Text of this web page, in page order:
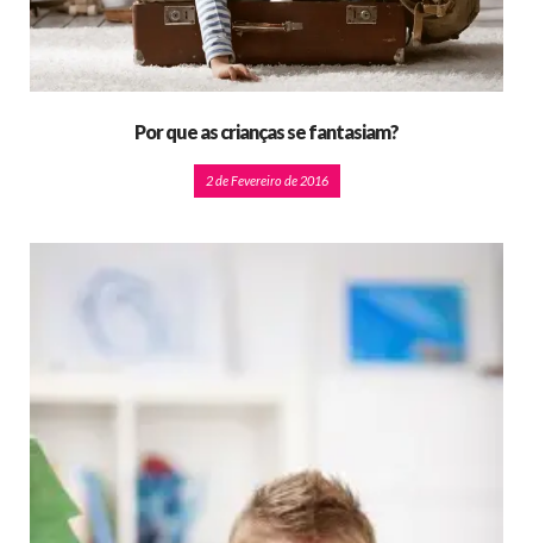
Por que as crianças se fantasiam?
2 de Fevereiro de 2016